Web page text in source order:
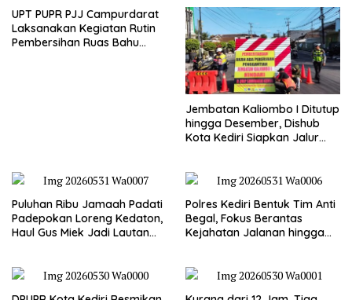
UPT PUPR PJJ Campurdarat
Laksanakan Kegiatan Rutin
Pembersihan Ruas Bahu
Jembatan Kaliombo I Ditutup
hingga Desember, Dishub
Kota Kediri Siapkan Jalur
Puluhan Ribu Jamaah Padati
Padepokan Loreng Kedaton,
Haul Gus Miek Jadi Lautan
Polres Kediri Bentuk Tim Anti
Begal, Fokus Berantas
Kejahatan Jalanan hingga